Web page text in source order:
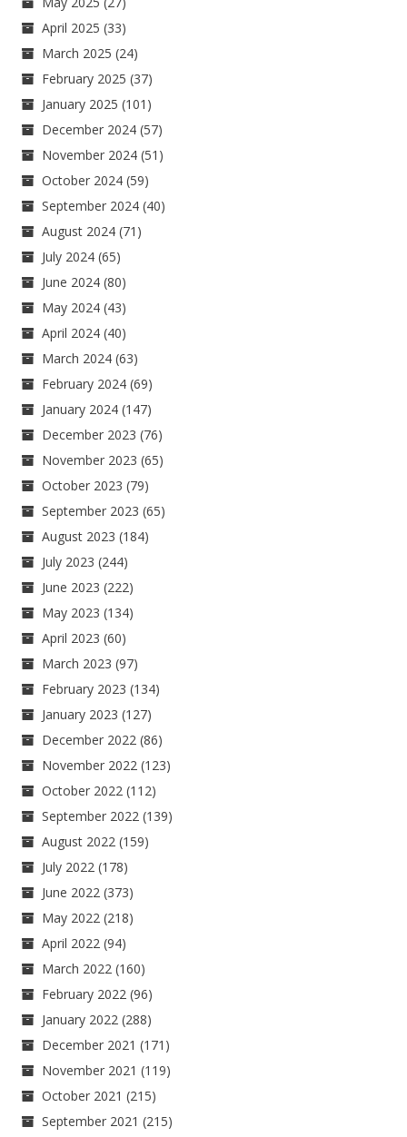
April 2025 (33)
March 2025 (24)
February 2025 (37)
January 2025 (101)
December 2024 (57)
November 2024 (51)
October 2024 (59)
September 2024 (40)
August 2024 (71)
July 2024 (65)
June 2024 (80)
May 2024 (43)
April 2024 (40)
March 2024 (63)
February 2024 (69)
January 2024 (147)
December 2023 (76)
November 2023 (65)
October 2023 (79)
September 2023 (65)
August 2023 (184)
July 2023 (244)
June 2023 (222)
May 2023 (134)
April 2023 (60)
March 2023 (97)
February 2023 (134)
January 2023 (127)
December 2022 (86)
November 2022 (123)
October 2022 (112)
September 2022 (139)
August 2022 (159)
July 2022 (178)
June 2022 (373)
May 2022 (218)
April 2022 (94)
March 2022 (160)
February 2022 (96)
January 2022 (288)
December 2021 (171)
November 2021 (119)
October 2021 (215)
September 2021 (215)